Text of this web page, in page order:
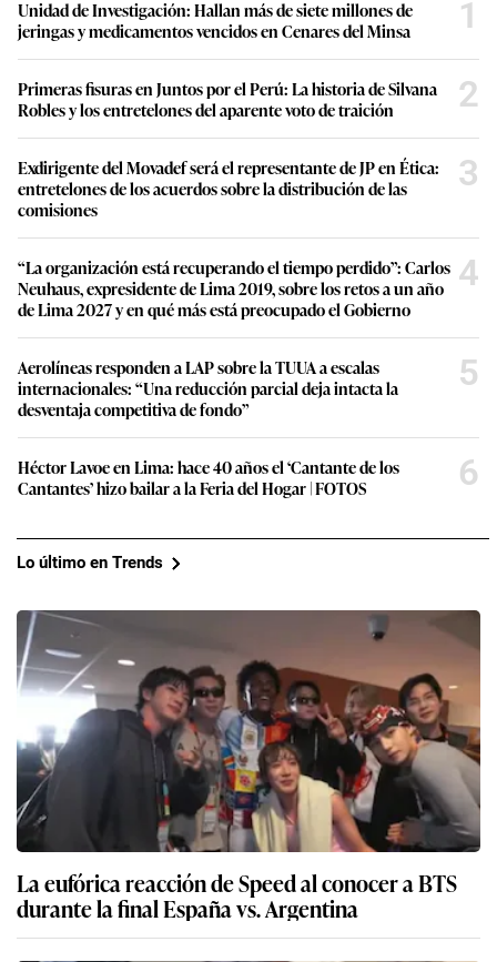
Unidad de Investigación: Hallan más de siete millones de
jeringas y medicamentos vencidos en Cenares del Minsa
1
Primeras fisuras en Juntos por el Perú: La historia de Silvana
Robles y los entretelones del aparente voto de traición
2
Exdirigente del Movadef será el representante de JP en Ética:
entretelones de los acuerdos sobre la distribución de las
comisiones
3
“La organización está recuperando el tiempo perdido”: Carlos
Neuhaus, expresidente de Lima 2019, sobre los retos a un año
de Lima 2027 y en qué más está preocupado el Gobierno
4
Aerolíneas responden a LAP sobre la TUUA a escalas
internacionales: “Una reducción parcial deja intacta la
desventaja competitiva de fondo”
5
Héctor Lavoe en Lima: hace 40 años el ‘Cantante de los
Cantantes’ hizo bailar a la Feria del Hogar | FOTOS
6
Lo último en Trends
La eufórica reacción de Speed al conocer a BTS
durante la final España vs. Argentina